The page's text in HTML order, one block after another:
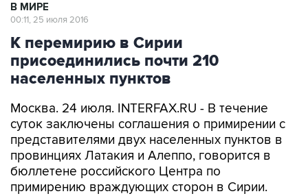
В МИРЕ
00:11, 25 июля 2016
К перемирию в Сирии
присоединились почти 210
населенных пунктов
Москва. 24 июля. INTERFAX.RU - В течение
суток заключены соглашения о примирении с
представителями двух населенных пунктов в
провинциях Латакия и Алеппо, говорится в
бюллетене российского Центра по
примирению враждующих сторон в Сирии.